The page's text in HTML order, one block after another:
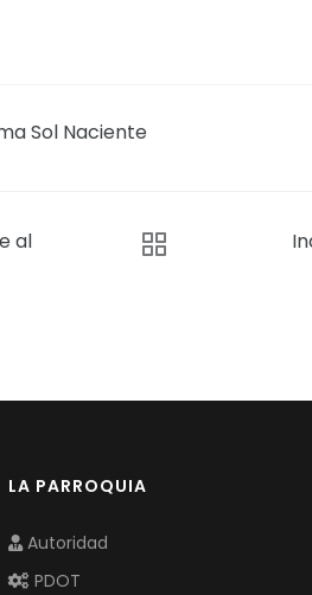
Sol Naciente
al
LA PARROQUIA
Autoridad
PDOT